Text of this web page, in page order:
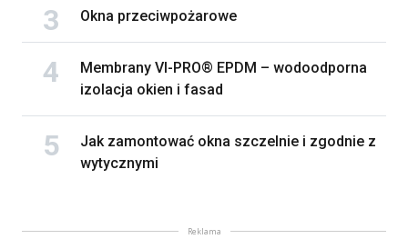
Okna przeciwpożarowe
Membrany VI-PRO® EPDM – wodoodporna
izolacja okien i fasad
Jak zamontować okna szczelnie i zgodnie z
wytycznymi
Reklama